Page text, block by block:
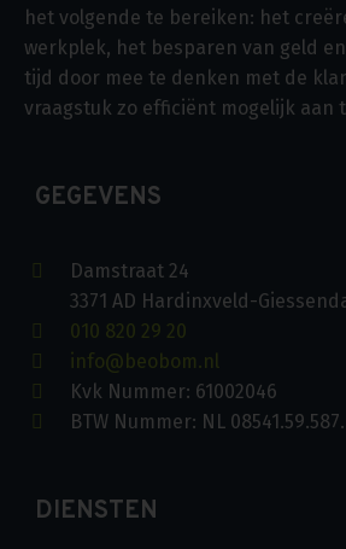
het volgende te bereiken: het
werkplek, het besparen van geld
tijd door mee te denken met de
vraagstuk zo efficiënt mogelijk aan
GEGEVENS
Damstraat 24
3371 AD Hardinxveld-
010 820 29 20
info@beobom.nl
Kvk Nummer: 61002046
BTW Nummer: NL
DIENSTEN